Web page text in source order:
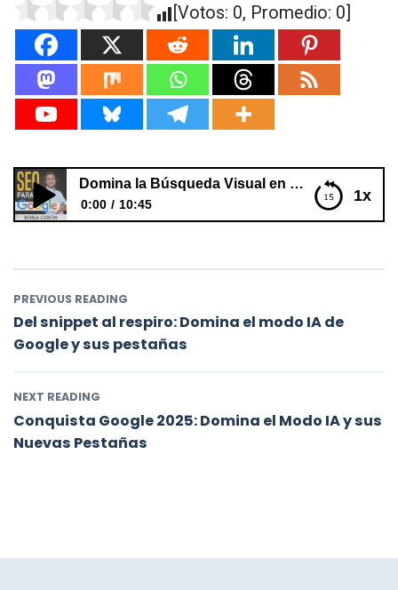
[Votos: 0, Promedio: 0
1x
Domina la Búsqueda Visual en 2025: Tamaño, uso y compatibilidad en tus imágenes
0:00 10:45
PREVIOUS READING
Del snippet al respiro: Domina el modo IA de
Google y sus pestañas
NEXT READING
Conquista Google 2025: Domina el Modo IA y sus
Nuevas Pestañas